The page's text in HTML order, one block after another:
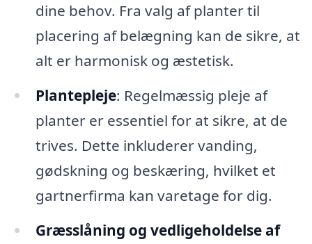
dine behov. Fra valg af planter til
placering af belægning kan de sikre, at
alt er harmonisk og æstetisk.
Plantepleje: Regelmæssig pleje af
planter er essentiel for at sikre, at de
trives. Dette inkluderer vanding,
gødskning og beskæring, hvilket et
gartnerfirma kan varetage for dig.
Græsslåning og vedligeholdelse af